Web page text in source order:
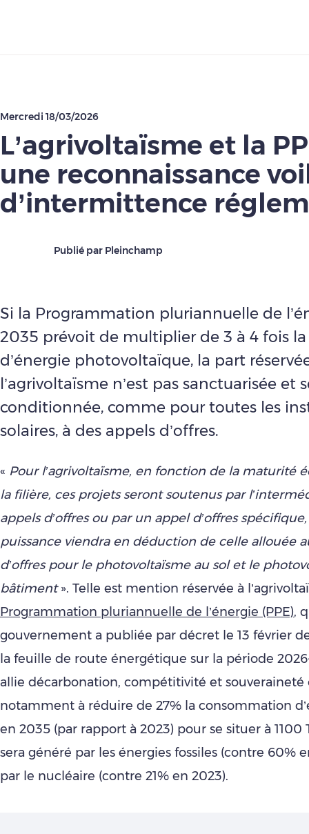
Mercredi 18/03/2026
L’agrivoltaïsme et la
une reconnaissance
d’intermittence
Publié par Pleinchamp
Si la Programmation pluriannuelle de
2035 prévoit de multiplier de 3 à 4 fois
d’énergie photovoltaïque, la part
l’agrivoltaïsme n’est pas sanctuarisée et
conditionnée, comme pour toutes les
solaires, à des appels d’offres.
« Pour l’agrivoltaïsme, en fonction de la maturité
la filière, ces projets seront soutenus par
appels d’offres ou par un appel d’offres
puissance viendra en déduction de celle allouée
d’offres pour le photovoltaïsme au sol et le
bâtiment». Telle est mention réservée à
Programmation pluriannuelle de l’énergie (PPE),
gouvernement a publiée par décret le 13 février
la feuille de route énergétique sur la période
allie décarbonation, compétitivité et souveraineté
notamment à réduire de 27% la consommation
en 2035 (par rapport à 2023) pour se situer à 1100
sera généré par les énergies fossiles (contre 60%
par le nucléaire (contre 21% en 2023).